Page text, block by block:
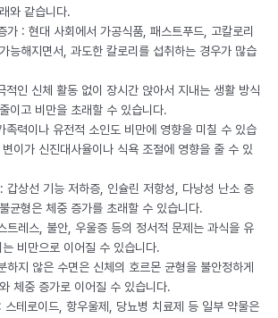
와 같습니다.
가 : 현대 사회에서 가공식품, 패스트푸드, 고칼로리
능해지면서, 과도한 칼로리를 섭취하는 경우가 많습
적인 신체 활동 없이 장시간 앉아서 지내는 생활 방식
이고 비만을 초래할 수 있습니다.
력이나 유전적 소인도 비만에 영향을 미칠 수 있습
이가 신진대사율이나 식욕 조절에 영향을 줄 수 있
갑상선 기능 저하증, 인슐린 저항성, 다낭성 난소 증
균형은 체중 증가를 초래할 수 있습니다.
트레스, 불안, 우울증 등의 정서적 문제는 과식을 유
비만으로 이어질 수 있습니다.
지 않은 수면은 신체의 호르몬 균형을 불안정하게
체중 증가로 이어질 수 있습니다.
스테로이드, 항우울제, 당뇨병 치료제 등 일부 약물은